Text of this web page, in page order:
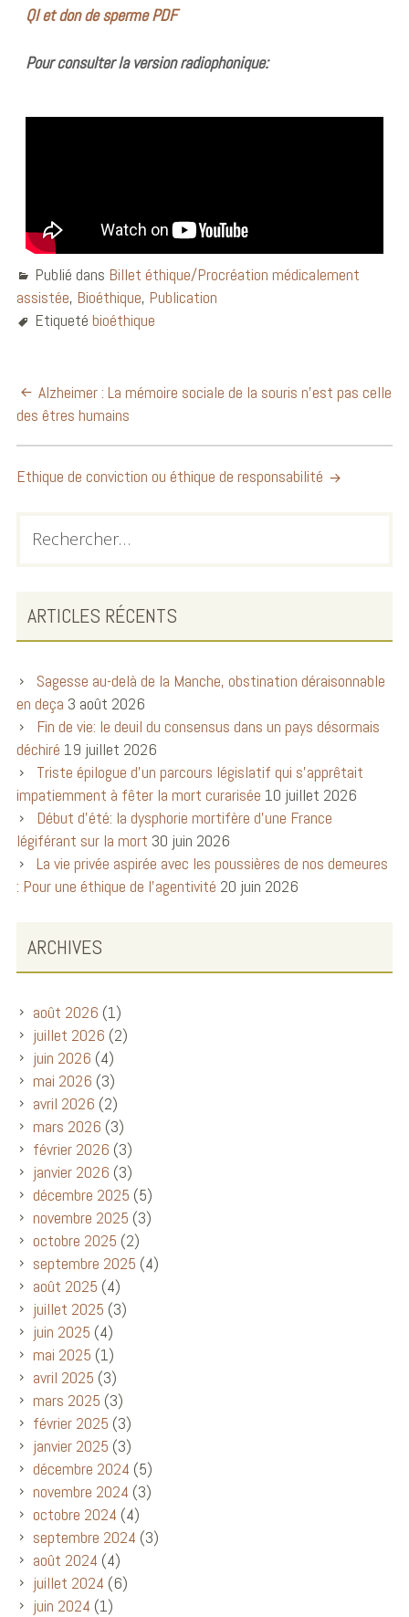
QI et don de sperme PDF
Pour consulter la version radiophonique:
Publié dans Billet éthique/Procréation médicalement
assistée, Bioéthique, Publication
Etiqueté bioéthique
Alzheimer : La mémoire sociale de la souris n’est pas celle
des êtres humains
Ethique de conviction ou éthique de responsabilité
ARTICLES RÉCENTS
Sagesse au-delà de la Manche, obstination déraisonnable
en deça 3 août 2026
Fin de vie: le deuil du consensus dans un pays désormais
déchiré 19 juillet 2026
Triste épilogue d’un parcours législatif qui s’apprêtait
impatiemment à fêter la mort curarisée 10 juillet 2026
Début d’été: la dysphorie mortifère d’une France
légiférant sur la mort 30 juin 2026
La vie privée aspirée avec les poussières de nos demeures
: Pour une éthique de l’agentivité 20 juin 2026
ARCHIVES
août 2026 (1)
juillet 2026 (2)
juin 2026 (4)
mai 2026 (3)
avril 2026 (2)
mars 2026 (3)
février 2026 (3)
janvier 2026 (3)
décembre 2025 (5)
novembre 2025 (3)
octobre 2025 (2)
septembre 2025 (4)
août 2025 (4)
juillet 2025 (3)
juin 2025 (4)
mai 2025 (1)
avril 2025 (3)
mars 2025 (3)
février 2025 (3)
janvier 2025 (3)
décembre 2024 (5)
novembre 2024 (3)
octobre 2024 (4)
septembre 2024 (3)
août 2024 (4)
juillet 2024 (6)
juin 2024 (1)